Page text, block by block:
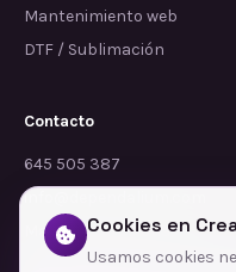
Mantenimiento web
DTF / Sublimación
Contacto
645 505 387
info@dependalium.com
Mataró (Barcelona)
Cookies en
Usamos cookies